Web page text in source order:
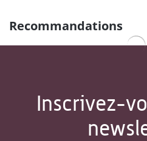
Recommandations
Inscrivez-